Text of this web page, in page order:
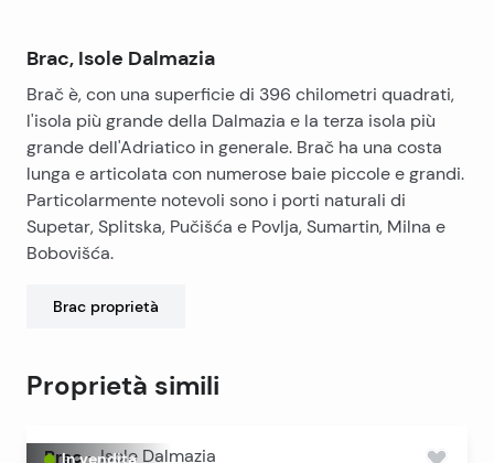
Brac, Isole Dalmazia
Brač è, con una superficie di 396 chilometri quadrati,
l'isola più grande della Dalmazia e la terza isola più
grande dell'Adriatico in generale. Brač ha una costa
lunga e articolata con numerose baie piccole e grandi.
Particolarmente notevoli sono i porti naturali di
Supetar, Splitska, Pučišća e Povlja, Sumartin, Milna e
Bobovišća.
Brac proprietà
Proprietà simili
In vendita
Brac - Isole Dalmazia